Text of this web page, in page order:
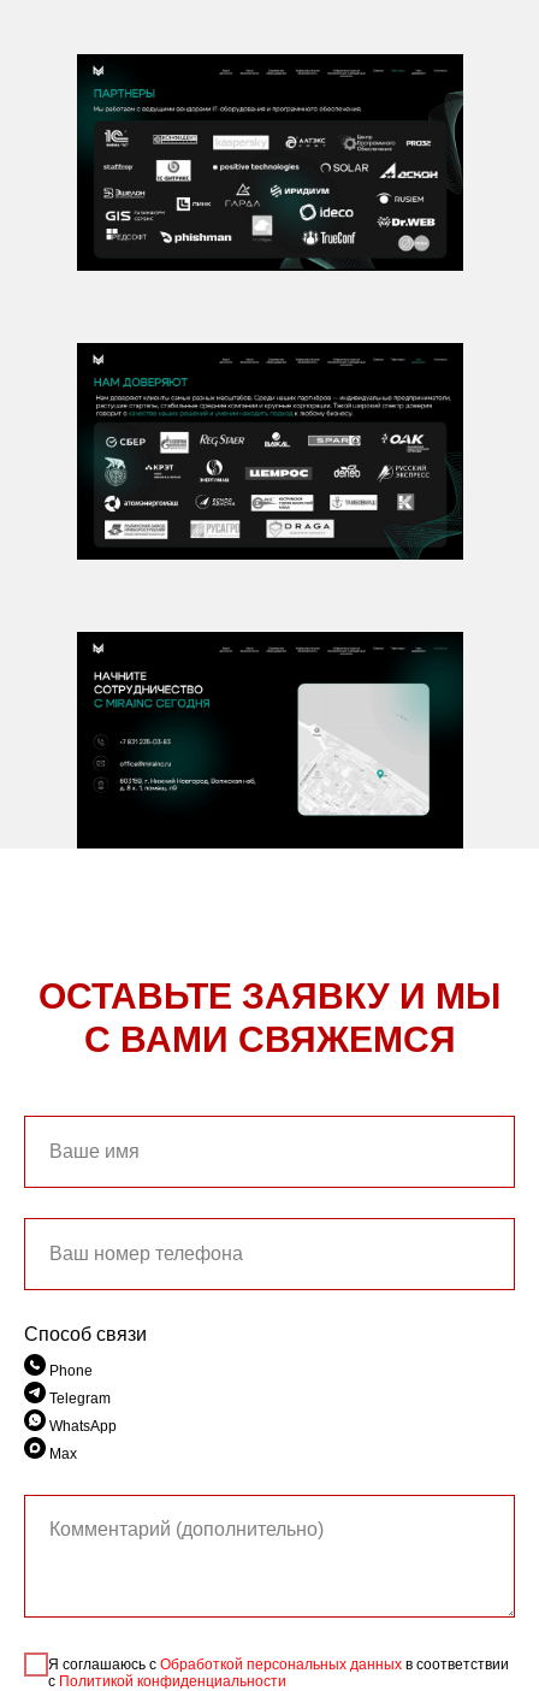
ОСТАВЬТЕ ЗАЯВКУ И МЫ
С ВАМИ СВЯЖЕМСЯ
Способ связи
Phone
Telegram
WhatsApp
Max
Я соглашаюсь с Обработкой персональных данных в соответствии
с Политикой конфиденциальности